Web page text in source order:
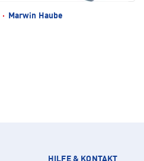
·
Marwin Haube